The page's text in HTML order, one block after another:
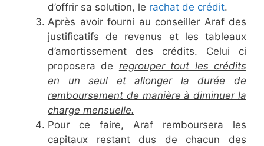
d’offrir sa solution, le rachat de crédit.
Après avoir fourni au conseiller Araf des
justificatifs de revenus et les tableaux
d’amortissement des crédits. Celui ci
proposera de regrouper tout les crédits
en un seul et allonger la durée de
remboursement de manière à diminuer la
charge mensuelle.
Pour ce faire, Araf remboursera les
capitaux restant dus de chacun des